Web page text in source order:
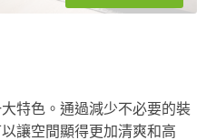
特色。通過減少不必要的裝
讓空間顯得更加清爽和高